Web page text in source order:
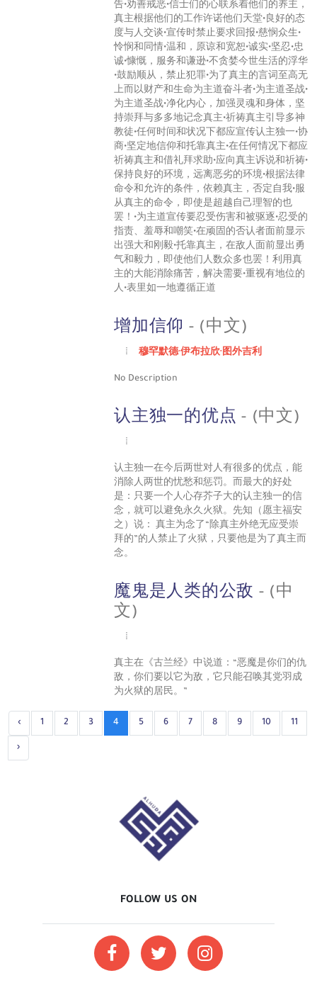
告•劝善戒恶•信士们的心联系着他们的养主，
真主根据他们的工作许诺他们天堂•良好的态
度与人交谈•宣传时禁止要求回报•慈悯众生•
怜悯和同情•温和，原谅和宽恕•诚实•坚忍•忠
诚•慷慨，服务和谦逊•不贪婪今世生活的浮华
•鼓励顺从，禁止犯罪•为了真主的言词至高无
上而以财产和生命为主道奋斗者•为主道圣战•
为主道圣战•净化内心，加强灵魂和身体，坚
持崇拜与多多地记念真主•祈祷真主引导多神
教徒•任何时间和状况下都应宣传认主独一•协
商•坚定地信仰和托靠真主•在任何情况下都应
祈祷真主和借礼拜求助•应向真主诉说和祈祷•
保持良好的环境，远离恶劣的环境•根据法律
命令和允许的条件，依赖真主，否定自我•服
从真主的命令，即使是超越自己理智的也
罢！•为主道宣传要忍受伤害和被驱逐•忍受的
指责、羞辱和嘲笑•在顽固的否认者面前显示
出强大和刚毅•托靠真主，在敌人面前显出勇
气和毅力，即使他们人数众多也罢！利用真
主的大能消除痛苦，解决需要•重视有地位的
人•表里如一地遵循正道
增加信仰 - (中文)
穆罕默德·伊布拉欣·图外吉利
No Description
认主独一的优点 - (中文)
认主独一在今后两世对人有很多的优点，能
消除人两世的忧愁和惩罚。而最大的好处
是：只要一个人心存芥子大的认主独一的信
念，就可以避免永久火狱。先知（愿主福安
之）说： 真主为念了“除真主外绝无应受崇
拜的”的人禁止了火狱，只要他是为了真主而
念。
魔鬼是人类的公敌 - (中
文)
真主在《古兰经》中说道：“恶魔是你们的仇
敌，你们要以它为敌，它只能召唤其党羽成
为火狱的居民。”
‹ 1 2 3 4 5 6 7 8 9 10 11
›
FOLLOW US ON